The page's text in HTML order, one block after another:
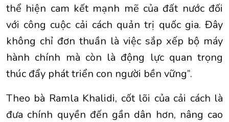
thể hiện cam kết mạnh mẽ của đất nước đối
với công cuộc cải cách quản trị quốc gia. Đây
không chỉ đơn thuần là việc sắp xếp bộ máy
hành chính mà còn là động lực quan trọng
thúc đẩy phát triển con người bền vững”.
Theo bà Ramla Khalidi, cốt lõi của cải cách là
đưa chính quyền đến gần dân hơn, nâng cao